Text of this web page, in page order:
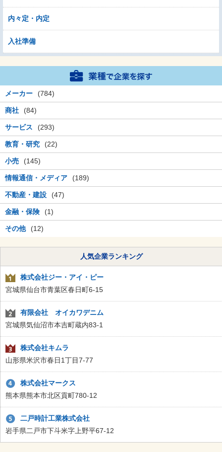
内々定・内定
入社準備
メーカー (784)
商社 (84)
サービス (293)
教育・研究 (22)
小売 (145)
情報通信・メディア (189)
不動産・建設 (47)
金融・保険 (1)
その他 (12)
人気企業ランキング
株式会社ジー・アイ・ピー
宮城県仙台市青葉区春日町6-15
有限会社 オイカワデニム
宮城県気仙沼市本吉町蔵内83-1
株式会社キムラ
山形県米沢市春日1丁目7-77
株式会社マークス
熊本県熊本市北区貢町780-12
二戸時計工業株式会社
岩手県二戸市下斗米字上野平67-12